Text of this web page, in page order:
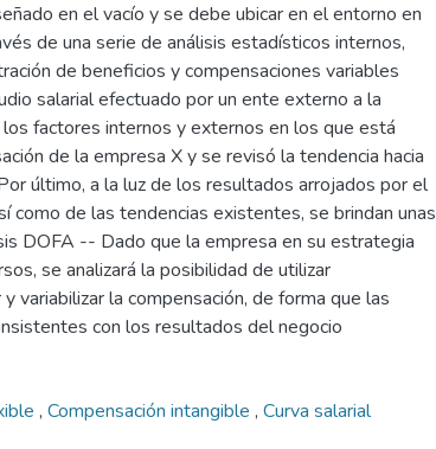
en el vacío y se debe ubicar en el entorno en
de una serie de análisis estadísticos internos,
de beneficios y compensaciones variables
salarial efectuado por un ente externo a la
factores internos y externos en los que está
de la empresa X y se revisó la tendencia hacia
último, a la luz de los resultados arrojados por el
como de las tendencias existentes, se brindan unas
DOFA -- Dado que la empresa en su estrategia
se analizará la posibilidad de utilizar
variabilizar la compensación, de forma que las
con los resultados del negocio
, Compensación intangible , Curva salarial